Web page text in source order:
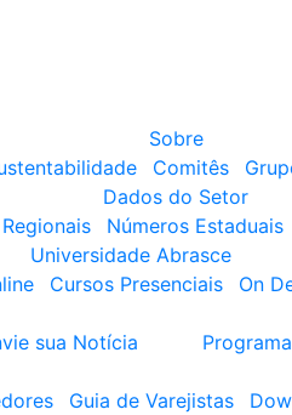
Sobre
Comitês
Dados do Setor
Números Estaduais
Universidade Abrasce
Cursos Presenciais On
sua Notícia
Guia de Varejistas